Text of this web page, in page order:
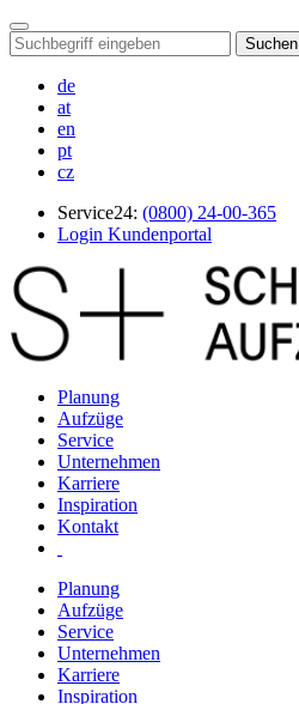
Suchen
de
at
en
pt
cz
Service24: (0800) 24-00-365
Login Kundenportal
Planung
Aufzüge
Service
Unternehmen
Karriere
Inspiration
Kontakt
Planung
Aufzüge
Service
Unternehmen
Karriere
Inspiration